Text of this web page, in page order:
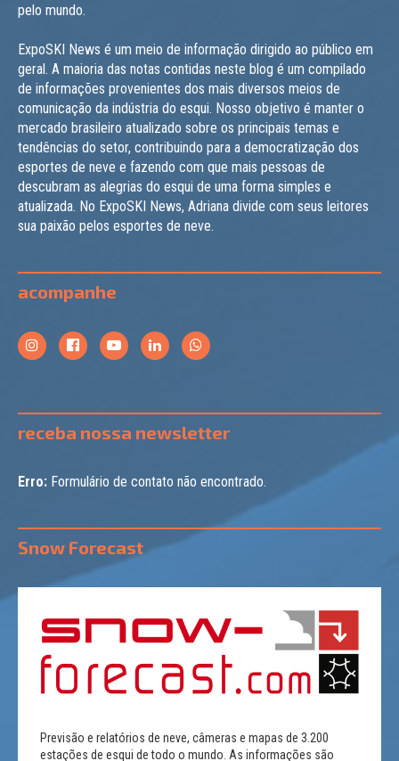
pelo mundo.
ExpoSKI News é um meio de informação dirigido ao público em
geral. A maioria das notas contidas neste blog é um compilado
de informações provenientes dos mais diversos meios de
comunicação da indústria do esqui. Nosso objetivo é manter o
mercado brasileiro atualizado sobre os principais temas e
tendências do setor, contribuindo para a democratização dos
esportes de neve e fazendo com que mais pessoas de
descubram as alegrias do esqui de uma forma simples e
atualizada. No ExpoSKI News, Adriana divide com seus leitores
sua paixão pelos esportes de neve.
acompanhe
receba nossa newsletter
Erro: Formulário de contato não encontrado.
Snow Forecast
Previsão e relatórios de neve, câmeras e mapas de 3.200
estações de esqui de todo o mundo. As informações são